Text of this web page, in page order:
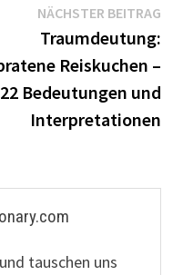
NÄCHSTER BEITRAG
Traumdeutung:
Reiskuchen –
22 Bedeutungen und
Interpretationen
tauschen uns